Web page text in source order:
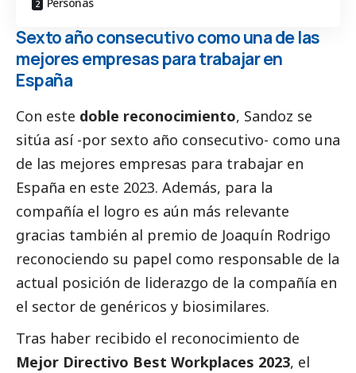
Sexto año consecutivo como una de las
mejores empresas para trabajar en
España
Con este doble reconocimiento, Sandoz se
sitúa así -por sexto año consecutivo- como una
de las mejores empresas para trabajar en
España en este 2023. Además, para la
compañía el logro es aún más relevante
gracias también al premio de Joaquín Rodrigo
reconociendo su papel como responsable de la
actual posición de liderazgo de la compañía en
el sector de genéricos y biosimilares.
Tras haber recibido el reconocimiento de
Mejor Directivo Best Workplaces 2023, el